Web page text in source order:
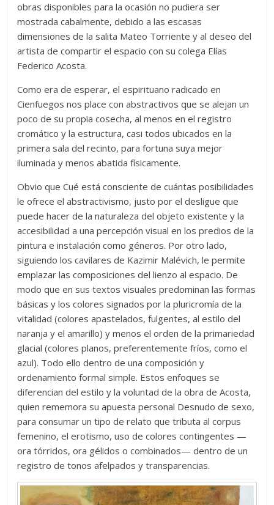
obras disponibles para la ocasión no pudiera ser
mostrada cabalmente, debido a las escasas
dimensiones de la salita Mateo Torriente y al deseo del
artista de compartir el espacio con su colega Elías
Federico Acosta.
Como era de esperar, el espirituano radicado en
Cienfuegos nos place con abstractivos que se alejan un
poco de su propia cosecha, al menos en el registro
cromático y la estructura, casi todos ubicados en la
primera sala del recinto, para fortuna suya mejor
iluminada y menos abatida físicamente.
Obvio que Cué está consciente de cuántas posibilidades
le ofrece el abstractivismo, justo por el desligue que
puede hacer de la naturaleza del objeto existente y la
accesibilidad a una percepción visual en los predios de la
pintura e instalación como géneros. Por otro lado,
siguiendo los cavilares de Kazimir Malévich, le permite
emplazar las composiciones del lienzo al espacio. De
modo que en sus textos visuales predominan las formas
básicas y los colores signados por la pluricromía de la
vitalidad (colores apastelados, fulgentes, al estilo del
naranja y el amarillo) y menos el orden de la primariedad
glacial (colores planos, preferentemente fríos, como el
azul). Todo ello dentro de una composición y
ordenamiento formal simple. Estos enfoques se
diferencian del estilo y la voluntad de la obra de Acosta,
quien rememora su apuesta personal Desnudo de sexo,
para consumar un tipo de relato que tributa al corpus
femenino, el erotismo, uso de colores contingentes —
ora tórridos, ora gélidos o combinados— dentro de un
registro de tonos afelpados y transparencias.